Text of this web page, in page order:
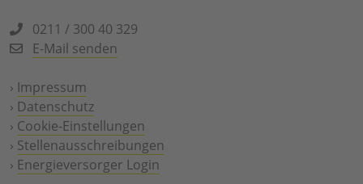
0211 / 300 40 329
E-Mail senden
› Impressum
› Datenschutz
› Cookie-Einstellungen
› Stellenausschreibungen
› Energieversorger Login